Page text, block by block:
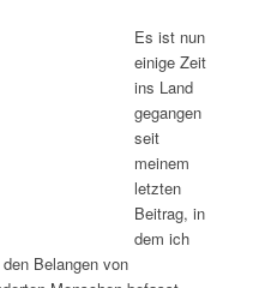
Es ist nun
einige Zeit
ins Land
gegangen
seit
meinem
letzten
Beitrag, in
dem ich
Belangen von